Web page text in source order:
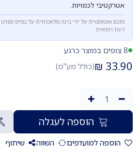
אטרקטיבי לכמויות.
סוכם אוטומטית על ידי בינה מלאכותית על בסיס מפרט
דעת רפואית.
8 צופים במוצר כרגע
33.90
₪(כולל מע"מ)
הוספה לעגלה
הוספה למועדפים השווה שיתוף